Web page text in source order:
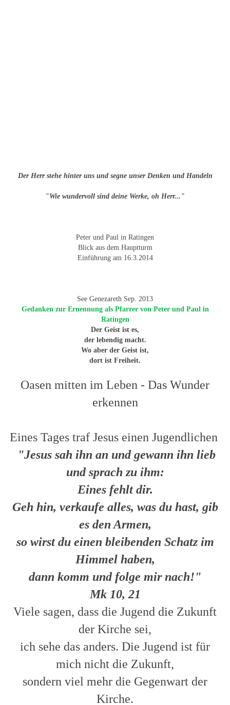
Der Herr stehe hinter uns und segne unser Denken und Handeln
"Wie wundervoll sind deine Werke, oh Herr..."
Peter und Paul in Ratingen
Blick aus dem Hauptturm
Einführung am 16.3.2014
See Genezareth Sep. 2013
Gedanken zur Ernennung als Pfarrer von Peter und Paul in
Ratingen
Der Geist ist es,
der lebendig macht.
Wo aber der Geist ist,
dort ist Freiheit.
Oasen mitten im Leben - Das Wunder
erkennen
Eines Tages traf Jesus einen Jugendlichen
"Jesus sah ihn an und gewann ihn lieb
und sprach zu ihm:
Eines fehlt dir.
Geh hin, verkaufe alles, was du hast, gib
es den Armen,
so wirst du einen bleibenden Schatz im
Himmel haben,
dann komm und folge mir nach!"
Mk 10, 21
Viele sagen, dass die Jugend die Zukunft
der Kirche sei,
ich sehe das anders. Die Jugend ist für
mich nicht die Zukunft,
sondern viel mehr die Gegenwart der
Kirche.